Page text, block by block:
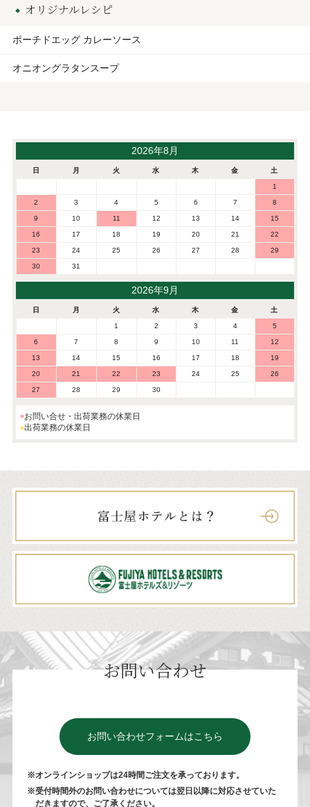
オリジナルレシピ
ポーチドエッグ カレーソース
オニオングラタンスープ
2026年8月
日 月 火 水 木 金 土
1
2 3 4 5 6 7 8
9 10 11 12 13 14 15
16 17 18 19 20 21 22
23 24 25 26 27 28 29
30 31
2026年9月
日 月 火 水 木 金 土
1 2 3 4 5
6 7 8 9 10 11 12
13 14 15 16 17 18 19
20 21 22 23 24 25 26
27 28 29 30
お問い合せ・出荷業務の休業日
出荷業務の休業日
お問い合わせ
お問い合わせフォームはこちら
※オンラインショップは24時間ご注⽂を承っております。
※受付時間外のお問い合わせについては翌⽇以降に対応させていた
だきますので、ご了承ください。